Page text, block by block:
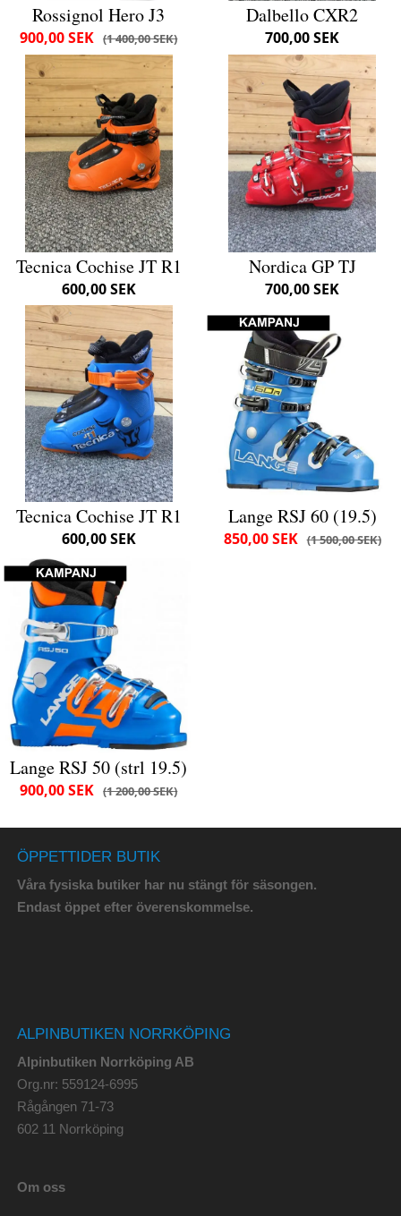
Rossignol Hero J3
1 400,00 SEK
900,00 SEK
Dalbello CXR2
700,00 SEK
Tecnica Cochise JT R1
600,00 SEK
Nordica GP TJ
700,00 SEK
Tecnica Cochise JT R1
600,00 SEK
Lange RSJ 60 (19.5)
1 500,00 SEK
850,00 SEK
Lange RSJ 50 (strl 19.5)
1 200,00 SEK
900,00 SEK
ÖPPETTIDER BUTIK
Våra fysiska butiker har nu stängt för säsongen.
Endast öppet efter överenskommelse.
ALPINBUTIKEN NORRKÖPING
Alpinbutiken Norrköping AB
Org.nr: 559124-6995
Rågången 71-73
602 11 Norrköping
Om oss